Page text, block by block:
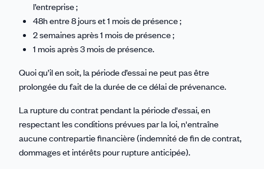
l’entreprise ;
48h entre 8 jours et 1 mois de présence ;
2 semaines après 1 mois de présence ;
1 mois après 3 mois de présence.
Quoi qu’il en soit, la période d’essai ne peut pas être
prolongée du fait de la durée de ce délai de prévenance.
La rupture du contrat pendant la période d'essai, en
respectant les conditions prévues par la loi, n'entraîne
aucune contrepartie financière (indemnité de fin de contrat,
dommages et intérêts pour rupture anticipée).